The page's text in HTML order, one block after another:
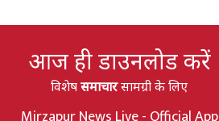
आज ही डाउनलोड करें
विशेषसमाचारसामग्री के लिए